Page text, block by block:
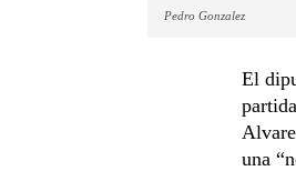
Pedro Gonzalez
El
una